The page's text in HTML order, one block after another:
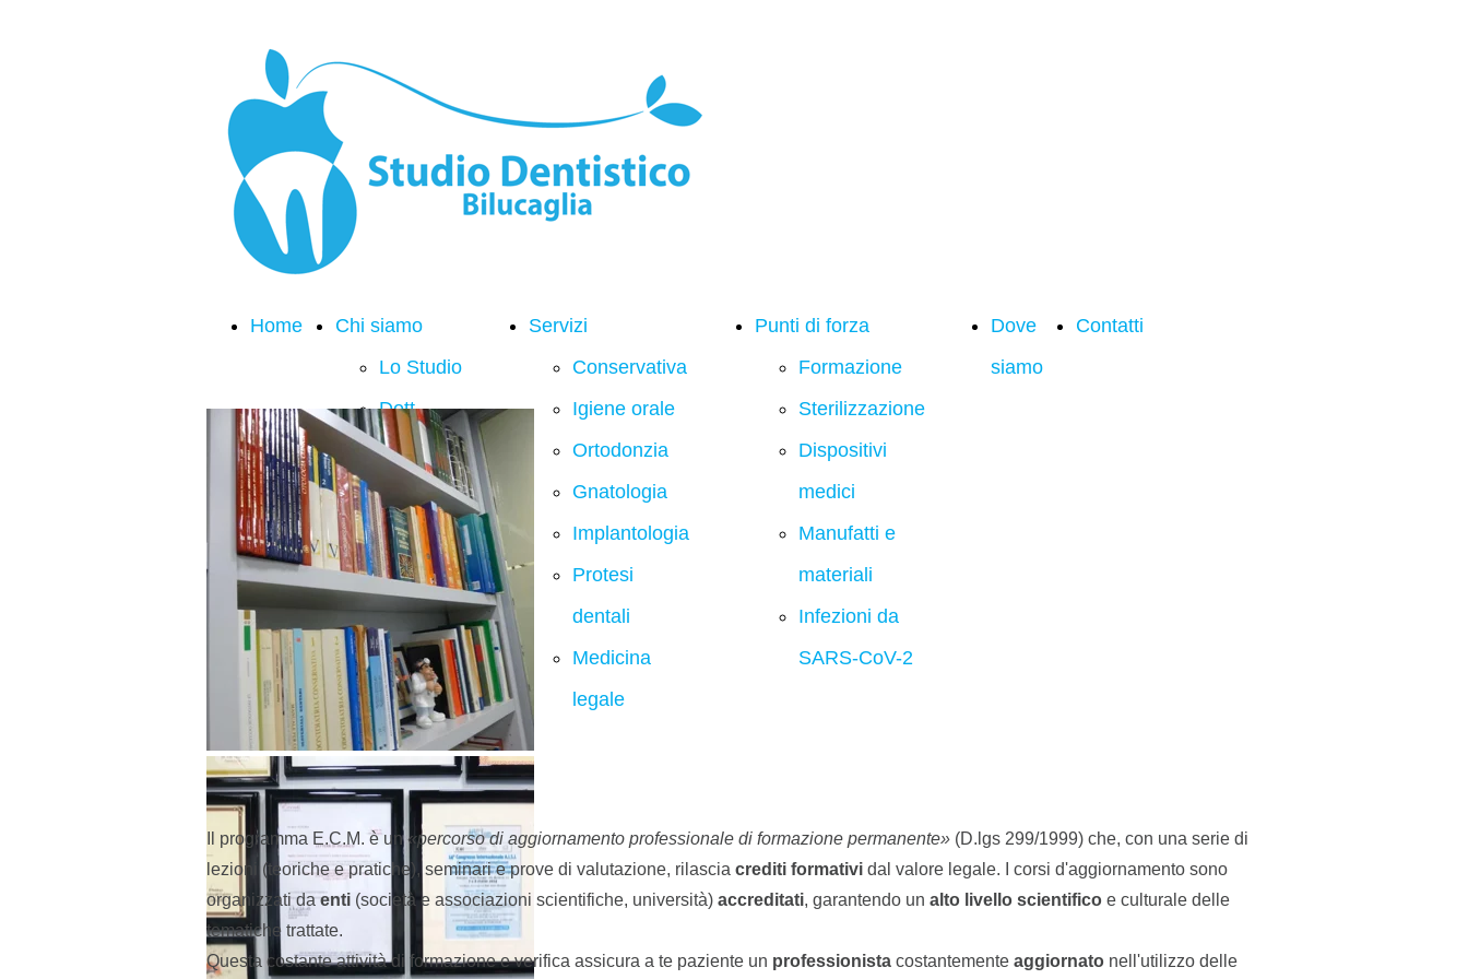
Home
Chi siamo
Lo Studio
Dott.
Lucio
Bilucaglia
Servizi
Conservativa
Igiene orale
Ortodonzia
Gnatologia
Implantologia
Protesi
dentali
Medicina
legale
Punti di forza
Formazione
Sterilizzazione
Dispositivi
medici
Manufatti e
materiali
Infezioni da
SARS-CoV-2
Dove
siamo
Contatti
Il programma E.C.M. è un«percorso di aggiornamento professionale di formazione permanente» (D.lgs 299/1999) che, con una serie di
lezioni (teoriche e pratiche), seminari e prove di valutazione, rilascia crediti formativi dal valore legale. I corsi d'aggiornamento sono
organizzati daenti (società e associazioni scientifiche, università) accreditati, garantendo un alto livello scientifico e culturale delle
tematiche trattate.
Questa costante attività di formazione e verifica assicura a te paziente un professionista costantemente aggiornato nell'utilizzo delle